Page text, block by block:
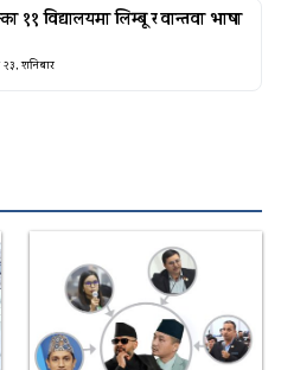
११ विद्यालयमा लिम्बू र वान्तवा भाषा
शनिबार